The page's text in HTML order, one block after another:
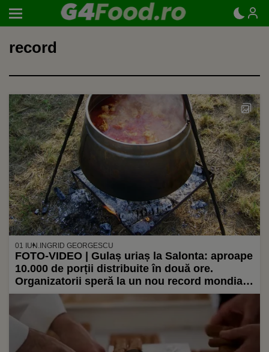
record
01 IUN. INGRID GEORGESCU
FOTO-VIDEO | Gulaș uriaș la Salonta: aproape
10.000 de porții distribuite în două ore.
Organizatorii speră la un nou record mondial /
Aproape o tonă de carne de bizon și 1,5 tone
de cartofi au ajuns în ceaun